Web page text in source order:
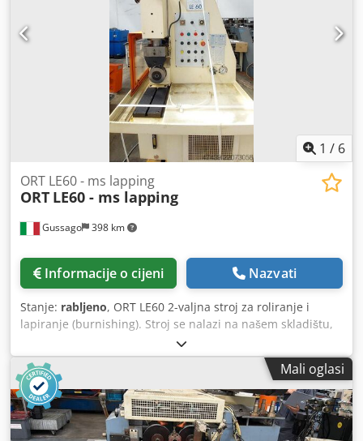
otpornijih od onih dobivenih tokarenjem, zahvaljujući većoj
hladnoj deformaciji materijala. Broj valjaka: 3.
1 / 6
Gussago 398 km
ORT LE60 - ms lapping
ORT LE60 - ms lapping
Informacije o cijeni Nazvati
Stanje: rabljeno, ORT LE60 2-valjna stroj za roliranje i
lapiranje (burnishing). Stroj se nalazi na našem skladištu,
pod naponom. Moguće je probno pokretanje. Možemo
pružiti know-how. Mimu alatni strojevi. Dcsdpfx Akszbx
Dcovek
Mali oglasi